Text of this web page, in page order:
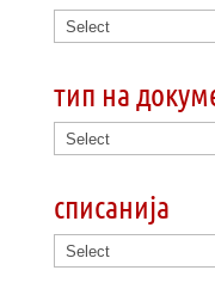
тип на
списанија